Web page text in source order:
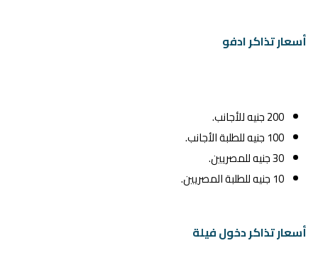
أسعار تذاكر ادفو
200 جنيه للأجانب.
100 جنيه للطلبة الأجانب.
30 جنيه للمصريين.
10 جنيه للطلبة المصريين.
أسعار تذاكر دخول فيلة